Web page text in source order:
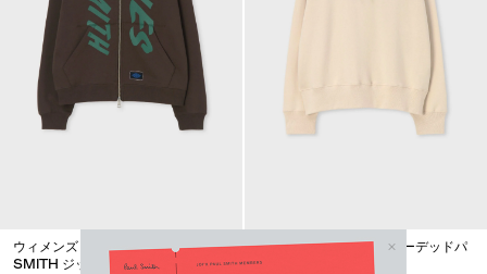
ウィメンズ DICKIES® × PS PAUL
SMITH ジップアップ パーカ
ウィメンズ "HAPPY" フーデッドパ
ーカ